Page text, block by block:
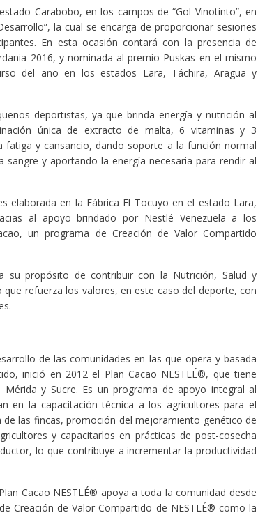
Carabobo, en los campos de “Gol Vinotinto”, en
la cual se encarga de proporcionar sesiones
En esta ocasión contará con la presencia de
2016, y nominada al premio Puskas en el mismo
del año en los estados Lara, Táchira, Aragua y
deportistas, ya que brinda energía y nutrición al
única de extracto de malta, 6 vitaminas y 3
fatiga y cansancio, dando soporte a la función normal
y aportando la energía necesaria para rendir al
elaborada en la Fábrica El Tocuyo en el estado Lara,
al apoyo brindado por Nestlé Venezuela a los
un programa de Creación de Valor Compartido
su propósito de contribuir con la Nutrición, Salud y
refuerza los valores, en este caso del deporte, con
de las comunidades en las que opera y basada
inició en 2012 el Plan Cacao NESTLÉ®, que tiene
y Sucre. Es un programa de apoyo integral al
en la capacitación técnica a los agricultores para el
las fincas, promoción del mejoramiento genético de
y capacitarlos en prácticas de post-cosecha
lo que contribuye a incrementar la productividad
Cacao NESTLÉ® apoya a toda la comunidad desde
Creación de Valor Compartido de NESTLÉ® como la